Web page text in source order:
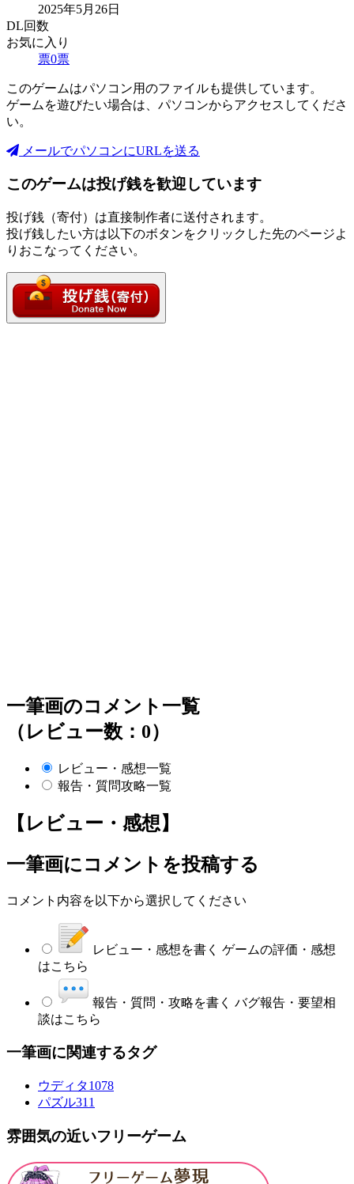
2025年5月26日
DL回数
お気に入り
票0票
このゲームはパソコン用のファイルも提供しています。
ゲームを遊びたい場合は、パソコンからアクセスしてくださ
い。
メールでパソコンにURLを送る
このゲームは投げ銭を歓迎しています
投げ銭（寄付）は直接制作者に送付されます。
投げ銭したい方は以下のボタンをクリックした先のページよ
りおこなってください。
一筆画のコメント一覧
（レビュー数：0）
レビュー・感想一覧
報告・質問攻略一覧
【レビュー・感想】
一筆画にコメントを投稿する
コメント内容を以下から選択してください
レビュー・感想を書く ゲームの評価・感想
はこちら
報告・質問・攻略を書く バグ報告・要望相
談はこちら
一筆画に関連するタグ
ウディタ1078
パズル311
雰囲気の近いフリーゲーム